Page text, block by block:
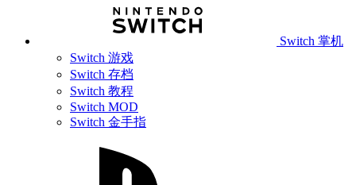
Switch 掌机
Switch 游戏
Switch 存档
Switch 教程
Switch MOD
Switch 金手指